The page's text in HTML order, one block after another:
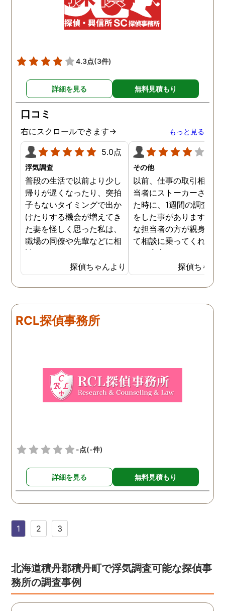
4.3点(3件)
詳細を見る 無料見積もり
口コミ
右にスクロールできます→ もっと見る
5.0点
浮気調査
普段の生活で以前より少し
帰りが遅くなったり、突拍
子もないタイミングで出か
けたりする機会が増えてき
た妻を怪しく思った私は、
職場の同僚や先輩などに相
談していました。 そういっ
た相談の回答の一つに調査
を依頼することを勧めら
れ、私は一度相談してみま
に見積もりをもらったとこ
ろ、それほど財布への負担
複雑ですが感謝していま
探偵ちゃんより
その他
以前、仕事の取引相手の
当者にストーカーされて
た時に、1週間の調査依頼
をした事があります。親
な担当者の方が親身にな
て相談に乗ってくれたた
め、安心しました。同じ
うな被害に遭う可能性も
慮し、引越しましたので
もう大丈夫かと思います
探偵ちゃん
RCL探偵事務所
-点(-件)
詳細を見る 無料見積もり
1 2 3
北海道積丹郡積丹町で浮気調査可能な探偵事
務所の調査事例